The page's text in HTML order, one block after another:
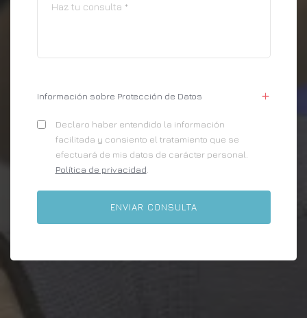
Información sobre Protección de Datos
Declaro haber entendido la información
facilitada y consiento el tratamiento que se
efectuará de mis datos de carácter personal.
Política de privacidad